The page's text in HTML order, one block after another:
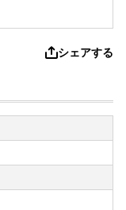
シェアする